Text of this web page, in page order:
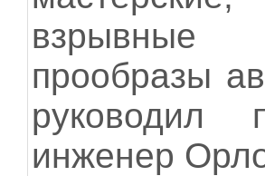
взрывные
прообразы
руководил
инженер